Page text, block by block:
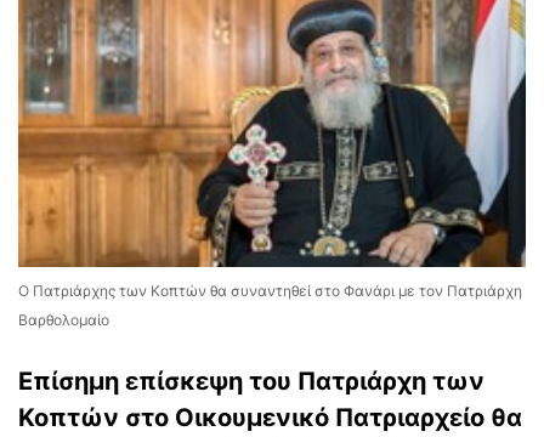
Ο Πατριάρχης των Κοπτών θα συναντηθεί στο Φανάρι με τον Πατριάρχη
Βαρθολομαίο
Επίσημη επίσκεψη του Πατριάρχη των
Κοπτών στο Οικουμενικό Πατριαρχείο θα